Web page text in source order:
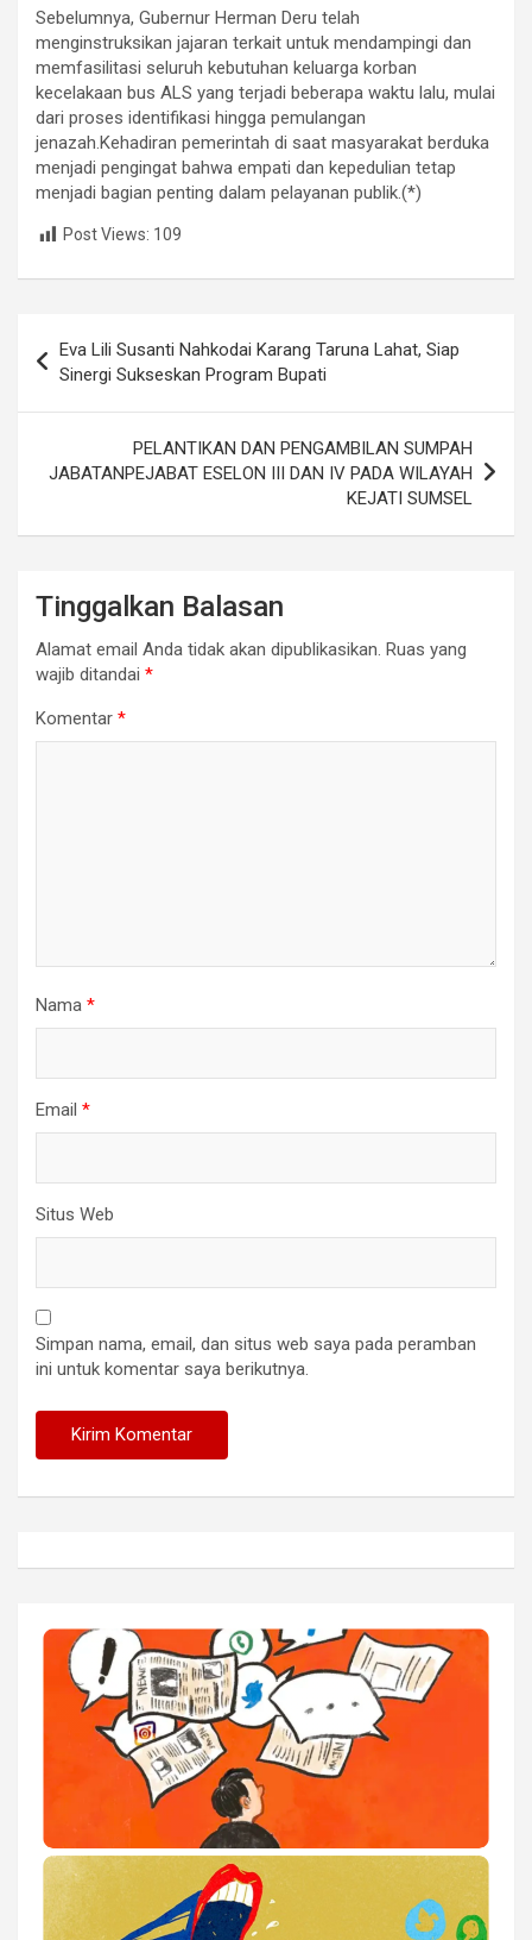
Sebelumnya, Gubernur Herman Deru telah
menginstruksikan jajaran terkait untuk mendampingi dan
memfasilitasi seluruh kebutuhan keluarga korban
kecelakaan bus ALS yang terjadi beberapa waktu lalu, mulai
dari proses identifikasi hingga pemulangan
jenazah.Kehadiran pemerintah di saat masyarakat berduka
menjadi pengingat bahwa empati dan kepedulian tetap
menjadi bagian penting dalam pelayanan publik.(*)
Post Views: 109
pos
Eva Lili Susanti Nahkodai Karang Taruna Lahat, Siap
Sinergi Sukseskan Program Bupati
PELANTIKAN DAN PENGAMBILAN SUMPAH
JABATANPEJABAT ESELON III DAN IV PADA WILAYAH
KEJATI SUMSEL
Tinggalkan Balasan
Alamat email Anda tidak akan dipublikasikan. Ruas yang
wajib ditandai *
Komentar *
Nama *
Email *
Situs Web
Simpan nama, email, dan situs web saya pada peramban
ini untuk komentar saya berikutnya.